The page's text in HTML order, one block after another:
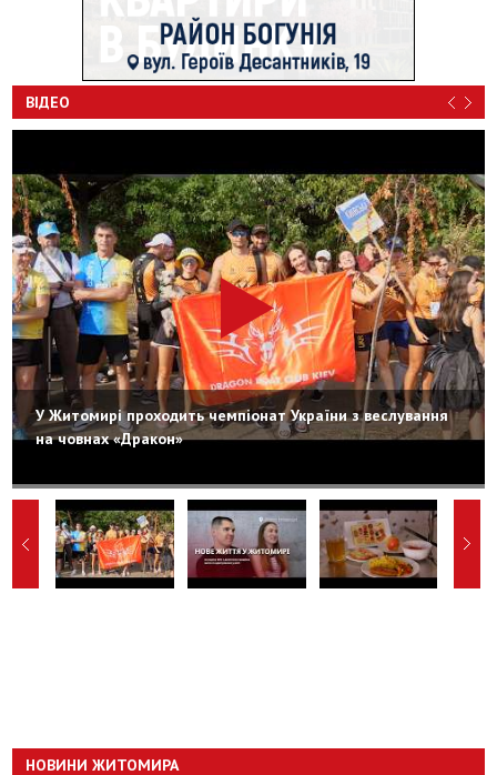
ВІДЕО
У Житомирі проходить чемпіонат України з веслування
на човнах «Дракон»
НОВИНИ ЖИТОМИРА